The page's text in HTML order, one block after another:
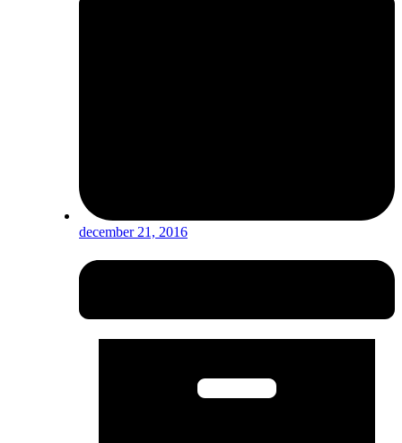
december 21, 2016